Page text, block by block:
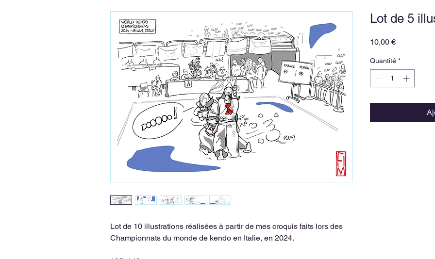
Lot de 10 illustrations réalisées à partir de mes croquis faits lors des
Championnats du monde de kendo en Italie, en 2024.
Lot de 5
10,00 €Prix
Quantité *